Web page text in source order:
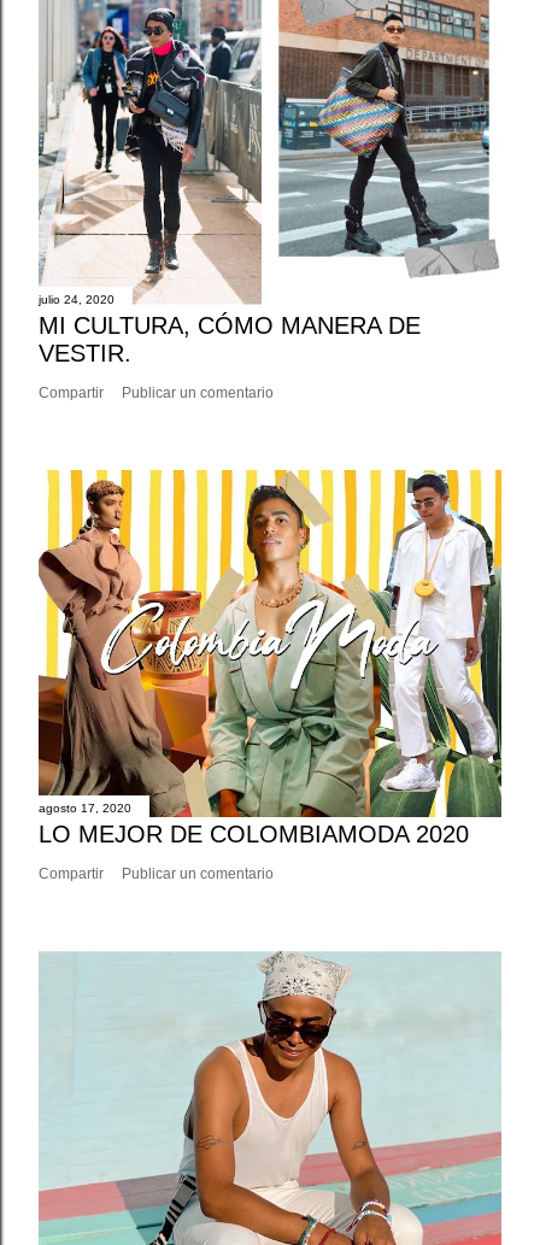
julio 24, 2020
MI CULTURA, CÓMO MANERA DE
VESTIR.
Compartir Publicar un comentario
agosto 17, 2020
LO MEJOR DE COLOMBIAMODA 2020
Compartir Publicar un comentario